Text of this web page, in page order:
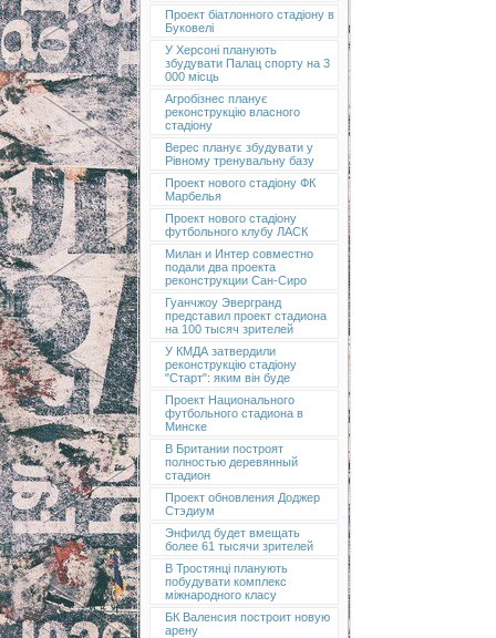
Проект біатлонного стадіону в
Буковелі
У Херсоні планують
збудувати Палац спорту на 3
000 місць
Агробізнес планує
реконструкцію власного
стадіону
Верес планує збудувати у
Рівному тренувальну базу
Проект нового стадіону ФК
Марбелья
Проект нового стадіону
футбольного клубу ЛАСК
Милан и Интер совместно
подали два проекта
реконструкции Сан-Сиро
Гуанчжоу Эвергранд
представил проект стадиона
на 100 тысяч зрителей
У КМДА затвердили
реконструкцію стадіону
"Старт": яким він буде
Проект Национального
футбольного стадиона в
Минске
В Британии построят
полностью деревянный
стадион
Проект обновления Доджер
Стэдиум
Энфилд будет вмещать
более 61 тысячи зрителей
В Тростянці планують
побудувати комплекс
міжнародного класу
БК Валенсия построит новую
арену